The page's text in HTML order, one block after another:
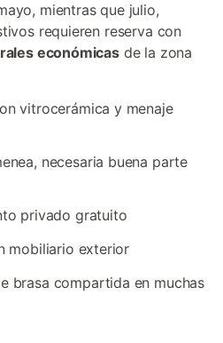
mientras que julio,
requieren reserva con
económicasde la zona
vitrocerámica y menaje
necesaria buena parte
privado gratuito
mobiliario exterior
brasa compartida en muchas